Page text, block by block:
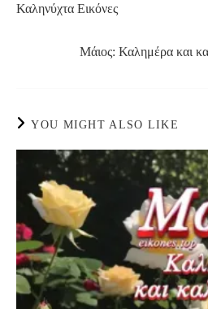
articles
Καληνύχτα Εικόνες
Μάιος: Καλημέρα και
YOU MIGHT ALSO LIKE